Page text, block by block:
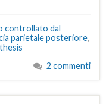
controllato dal
parietale posteriore,
2 commenti